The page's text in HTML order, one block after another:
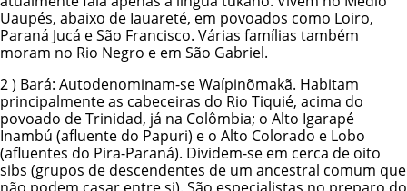
Uaupés, abaixo de Iauareté, em povoados como Loiro,
Paraná Jucá e São Francisco. Várias famílias também
moram no Rio Negro e em São Gabriel.
2 ) Bará: Autodenominam-se Waípinõmakã. Habitam
principalmente as cabeceiras do Rio Tiquié, acima do
povoado de Trinidad, já na Colômbia; o Alto Igarapé
Inambú (afluente do Papuri) e o Alto Colorado e Lobo
(afluentes do Pira-Paraná). Dividem-se em cerca de oito
sibs (grupos de descendentes de um ancestral comum que